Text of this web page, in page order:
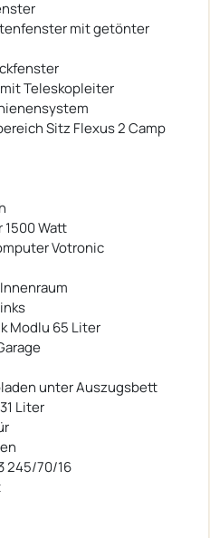
mit getönter
Teleskopleiter
Sitz Flexus 2 Camp
Watt
Votronic
Modlu 65 Liter
unter Auszugsbett
Liter
245/70/16